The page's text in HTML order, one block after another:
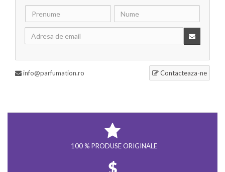
Contacteaza-ne
info@parfumation.ro
100 % PRODUSE ORIGINALE